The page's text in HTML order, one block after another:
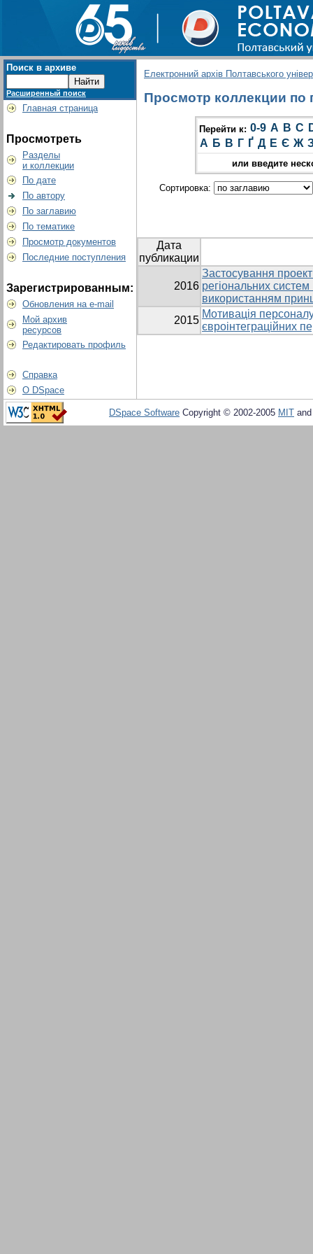
Поиск в архиве
Расширенный поиск
Главная страница
Просмотреть
Разделы
и коллекции
По дате
По автору
По заглавию
По тематике
Просмотр документов
Последние поступления
Зарегистрированным:
Обновления на e-mail
Мой архив
ресурсов
Редактировать профиль
Справка
О DSpace
Електронний архів Полтавського
Просмотр коллекции по
Перейти к: 0-9 A B C
А Б В Г Ґ Д Е Є Ж
или введите
Сортировка:
Дата
публикации
2016
Застосування
регіональних систем
використанням
2015
Мотивація
євроінтеграційних
DSpace Software Copyright © 2002-2005 MIT